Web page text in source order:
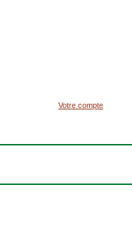
Votre compte